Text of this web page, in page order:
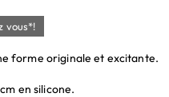
vous*!
forme originale et excitante.
en silicone.